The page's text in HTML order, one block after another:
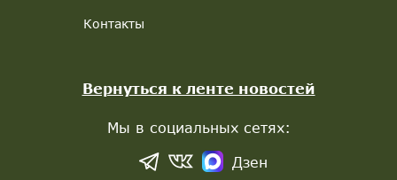
Контакты
Вернуться к ленте новостей
Мы в социальных сетях:
Дзен